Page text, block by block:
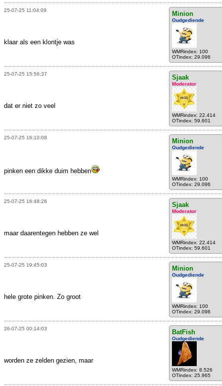
25-07-25 11:04:09 Minion
Oudgediende
WMRindex: 100
OTindex: 29.096
klaar als een klontje was
25-07-25 15:56:37 Sjaak
Moderator
WMRindex: 22.414
OTindex: 59.601
dat er niet zo veel
25-07-25 16:10:08 Minion
Oudgediende
WMRindex: 100
OTindex: 29.096
pinken een dikke duim hebben
25-07-25 16:48:26 Sjaak
Moderator
WMRindex: 22.414
OTindex: 59.601
maar daarentegen hebben ze wel
25-07-25 19:45:03 Minion
Oudgediende
WMRindex: 100
OTindex: 29.096
hele grote pinken. Zo groot
26-07-25 00:14:03 BatFish
Oudgediende
WMRindex: 8.526
OTindex: 25.965
worden ze zelden gezien, maar